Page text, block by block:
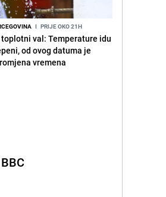
I PRIJE OKO 21H
val: Temperature idu
od ovog datuma je
vremena